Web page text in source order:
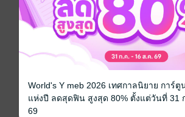
ประเทศไทยในพระบรมราชูปถัมภ์ และสำ
สนับสนุนการสร้างเสริมสุขภาพ (สสส.) จึง
โครงการ “สวดมนต์ข้ามปี เริ่มต้นดี ชีวิต
เพื่อขยายแนวคิด และรณรงค์ให้ประชาช
ประกอบกิจกรรมอันเป็นมงคลในช่วงคืนวั
ต้อนรับปีใหม่ ซึ่งสามารถกระทำได้ทั้งที่วัด
ธรรมและที่พักอาศัย
ประเภทไฟล์
World's Y meb 2026 เทศกาลนิยาย การ์
แห่งปี ลดสุดฟิน สูงสุด 80% ตั้งแต่วันที่ 31
69